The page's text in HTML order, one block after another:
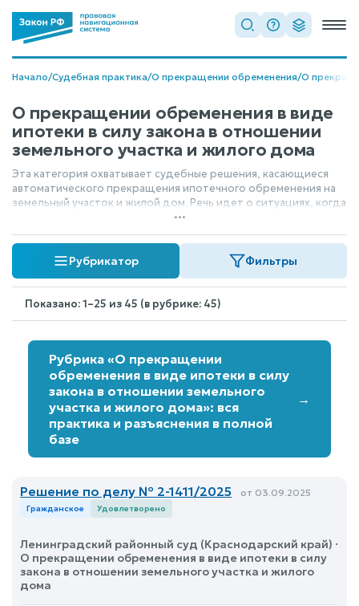
Начало/Судебная практика/О прекращении обременения/О
О прекращении обременения в виде
ипотеки в силу закона в отношении
земельного участка и жилого дома
Эта категория охватывает судебные решения, касающиеся
автоматического прекращения ипотечного обременения на
земельный участок и жилой дом. Речь идет о ситуациях, когда
закон сам по себе приводит к снятию залога, например, при
определенных обстоятельствах, предусмотренных
законодательством. Здесь фиксируются правовые
последствия такого прекращения обременения.
...
Рубрикатор Фильтры
Показано: 1–25 из 45 (в рубрике: 45)
Рубрика «О прекращении
обременения в виде ипотеки в силу
закона в отношении земельного
участка и жилого дома»: вся
практика и разъяснения в полной
базе
→
Решение по делу № 2-1411/2025 от 03.09.2025
Гражданское Удовлетворено
Ленинградский районный суд (Краснодарский край) ·
О прекращении обременения в виде ипотеки в силу
закона в отношении земельного участка и жилого
дома